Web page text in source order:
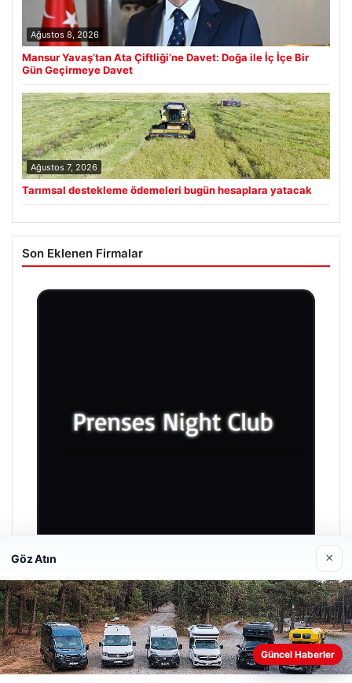
Ağustos 8, 2026
Mansur Yavaş’tan Ata Çiftliği’ne Davet: Doğa ile İç İçe Bir
Gün Geçirmeye Davet
Ağustos 7, 2026
Tarımsal destekleme ödemeleri bugün hesaplara yatacak
Son Eklenen Firmalar
Prenses Night Club
Nisan 29, 2026
Göz Atın ×
Güncel Haberler